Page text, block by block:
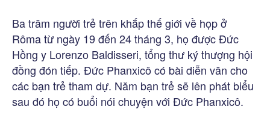
Ba trăm người trẻ trên khắp thế giới về họp ở
Rôma từ ngày 19 đến 24 tháng 3, họ được Đức
Hồng y Lorenzo Baldisseri, tổng thư ký thượng hội
đồng đón tiếp. Đức Phanxicô có bài diễn văn cho
các bạn trẻ tham dự. Năm bạn trẻ sẽ lên phát biểu
sau đó họ có buổi nói chuyện với Đức Phanxicô.